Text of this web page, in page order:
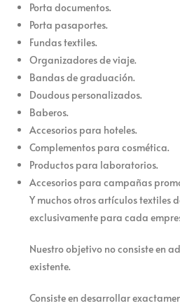
Porta documentos.
Porta pasaportes.
Fundas textiles.
Organizadores de viaje.
Bandas de graduación.
Doudous personalizados.
Baberos.
Accesorios para hoteles.
Complementos para cosmética.
Productos para laboratorios.
Accesorios para campañas
Y muchos otros artículos textiles
exclusivamente para cada
Nuestro objetivo no consiste en
existente.
Consiste en desarrollar